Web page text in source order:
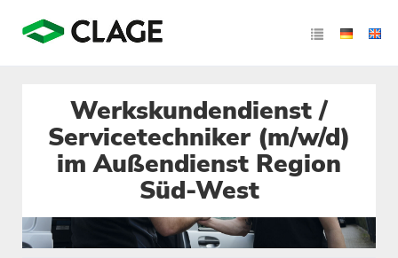
Werkskundendienst /
Servicetechniker (m/w/d)
im Außendienst Region
Süd-West